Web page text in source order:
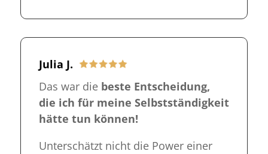
Julia J.
Das war diebeste Entscheidung,
die ich für meine Selbstständigkeit
hätte tun können!
Unterschätzt nicht die Power einer